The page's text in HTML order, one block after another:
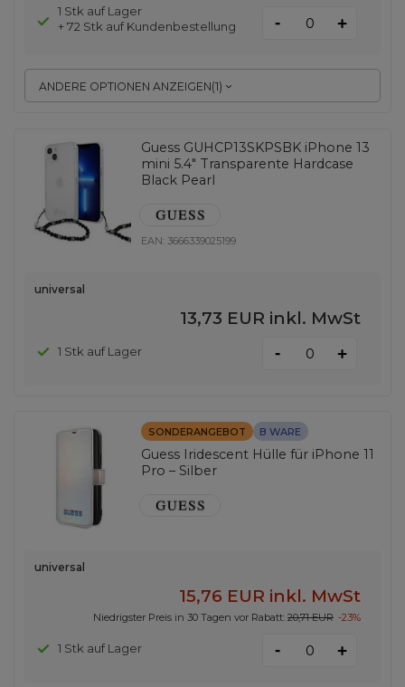
ANDERE OPTIONEN ANZEIGEN(1)
1 Stk auf Lager
+ 72 Stk auf Kundenbestellung
- +
Guess GUHCP13SKPSBK iPhone 13
mini 5.4" Transparente Hardcase
Black Pearl
EAN: 3666339025199
universal
13,73 EUR inkl. MwSt
1 Stk auf Lager - +
SONDERANGEBOT B WARE
Guess Iridescent Hülle für iPhone 11
Pro – Silber
universal
15,76 EUR inkl. MwSt
Niedrigster Preis in 30 Tagen vor Rabatt: 20,71 EUR -23%
1 Stk auf Lager - +